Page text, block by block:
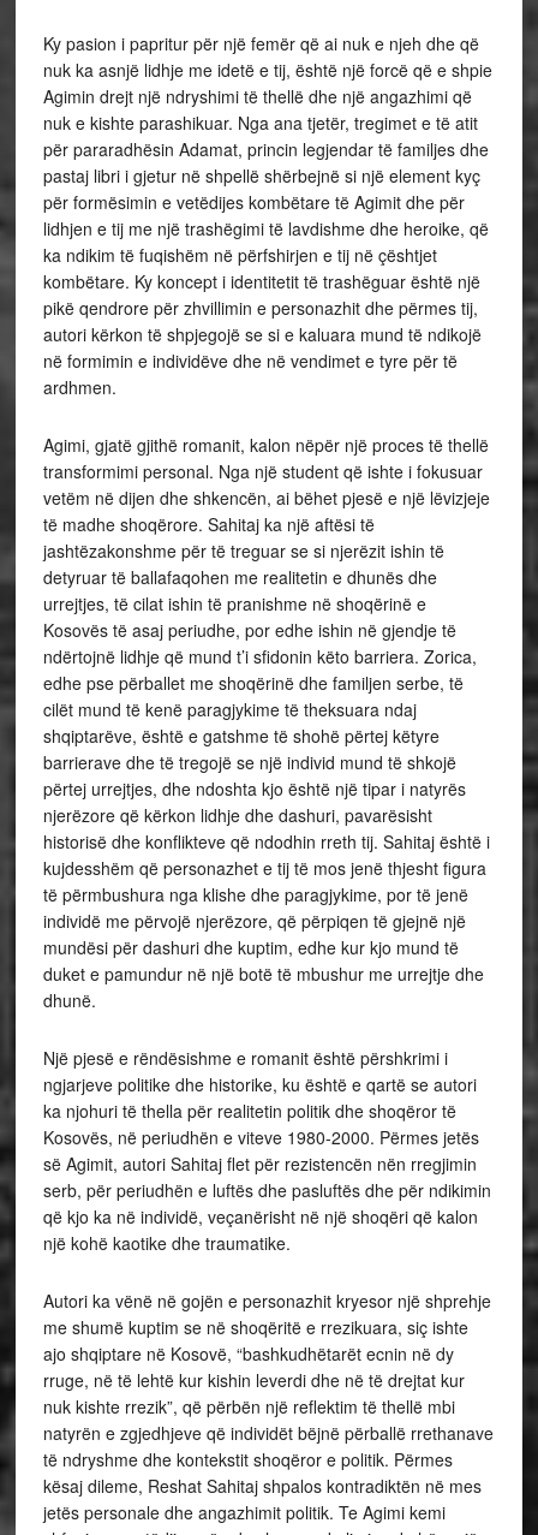
Ky pasion i papritur për një femër që ai nuk e njeh dhe që
nuk ka asnjë lidhje me idetë e tij, është një forcë që e shpie
Agimin drejt një ndryshimi të thellë dhe një angazhimi që
nuk e kishte parashikuar. Nga ana tjetër, tregimet e të atit
për pararadhësin Adamat, princin legjendar të familjes dhe
pastaj libri i gjetur në shpellë shërbejnë si një element kyç
për formësimin e vetëdijes kombëtare të Agimit dhe për
lidhjen e tij me një trashëgimi të lavdishme dhe heroike, që
ka ndikim të fuqishëm në përfshirjen e tij në çështjet
kombëtare. Ky koncept i identitetit të trashëguar është një
pikë qendrore për zhvillimin e personazhit dhe përmes tij,
autori kërkon të shpjegojë se si e kaluara mund të ndikojë
në formimin e individëve dhe në vendimet e tyre për të
ardhmen.
Agimi, gjatë gjithë romanit, kalon nëpër një proces të thellë
transformimi personal. Nga një student që ishte i fokusuar
vetëm në dijen dhe shkencën, ai bëhet pjesë e një lëvizjeje
të madhe shoqërore. Sahitaj ka një aftësi të
jashtëzakonshme për të treguar se si njerëzit ishin të
detyruar të ballafaqohen me realitetin e dhunës dhe
urrejtjes, të cilat ishin të pranishme në shoqërinë e
Kosovës të asaj periudhe, por edhe ishin në gjendje të
ndërtojnë lidhje që mund t’i sfidonin këto barriera. Zorica,
edhe pse përballet me shoqërinë dhe familjen serbe, të
cilët mund të kenë paragjykime të theksuara ndaj
shqiptarëve, është e gatshme të shohë përtej këtyre
barrierave dhe të tregojë se një individ mund të shkojë
përtej urrejtjes, dhe ndoshta kjo është një tipar i natyrës
njerëzore që kërkon lidhje dhe dashuri, pavarësisht
historisë dhe konflikteve që ndodhin rreth tij. Sahitaj është i
kujdesshëm që personazhet e tij të mos jenë thjesht figura
të përmbushura nga klishe dhe paragjykime, por të jenë
individë me përvojë njerëzore, që përpiqen të gjejnë një
mundësi për dashuri dhe kuptim, edhe kur kjo mund të
duket e pamundur në një botë të mbushur me urrejtje dhe
dhunë.
Një pjesë e rëndësishme e romanit është përshkrimi i
ngjarjeve politike dhe historike, ku është e qartë se autori
ka njohuri të thella për realitetin politik dhe shoqëror të
Kosovës, në periudhën e viteve 1980-2000. Përmes jetës
së Agimit, autori Sahitaj flet për rezistencën nën rregjimin
serb, për periudhën e luftës dhe pasluftës dhe për ndikimin
që kjo ka në individë, veçanërisht në një shoqëri që kalon
një kohë kaotike dhe traumatike.
Autori ka vënë në gojën e personazhit kryesor një shprehje
me shumë kuptim se në shoqëritë e rrezikuara, siç ishte
ajo shqiptare në Kosovë, “bashkudhëtarët ecnin në dy
rruge, në të lehtë kur kishin leverdi dhe në të drejtat kur
nuk kishte rrezik”, që përbën një reflektim të thellë mbi
natyrën e zgjedhjeve që individët bëjnë përballë rrethanave
të ndryshme dhe kontekstit shoqëror e politik. Përmes
kësaj dileme, Reshat Sahitaj shpalos kontradiktën në mes
jetës personale dhe angazhimit politik. Te Agimi kemi